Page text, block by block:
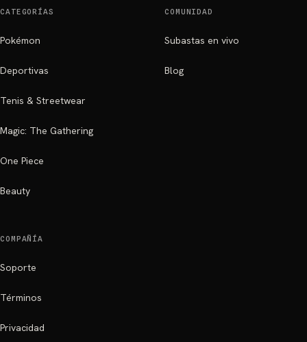
CATEGORÍAS
Pokémon
Deportivas
Tenis & Streetwear
Magic: The Gathering
One Piece
Beauty
COMUNIDAD
Subastas en vivo
Blog
COMPAÑÍA
Soporte
Términos
Privacidad